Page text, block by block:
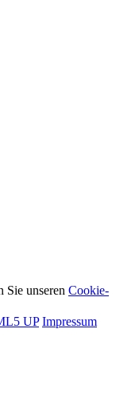
Sie unseren Cookie-
UP Impressum